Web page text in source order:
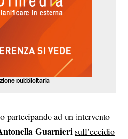
pubblicitaria
partecipando ad un intervento
Guarnieri sull’eccidio